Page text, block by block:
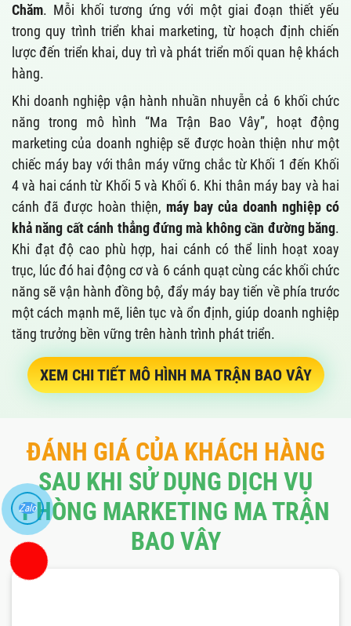
Chăm. Mỗi khối tương ứng với một giai đoạn thiết yếu
trong quy trình triển khai marketing, từ hoạch định chiến
lược đến triển khai, duy trì và phát triển mối quan hệ khách
hàng.
Khi doanh nghiệp vận hành nhuần nhuyễn cả 6 khối chức
năng trong mô hình “Ma Trận Bao Vây”, hoạt động
marketing của doanh nghiệp sẽ được hoàn thiện như một
chiếc máy bay với thân máy vững chắc từ Khối 1 đến Khối
4 và hai cánh từ Khối 5 và Khối 6. Khi thân máy bay và hai
cánh đã được hoàn thiện, máy bay của doanh nghiệp có
khả năng cất cánh thẳng đứng mà không cần đường băng.
Khi đạt độ cao phù hợp, hai cánh có thể linh hoạt xoay
trục, lúc đó hai động cơ và 6 cánh quạt cùng các khối chức
năng sẽ vận hành đồng bộ, đẩy máy bay tiến về phía trước
một cách mạnh mẽ, liên tục và ổn định, giúp doanh nghiệp
tăng trưởng bền vững trên hành trình phát triển.
XEM CHI TIẾT MÔ HÌNH MA TRẬN BAO VÂY
ĐÁNH GIÁ CỦA KHÁCH HÀNG
SAU KHI SỬ DỤNG DỊCH VỤ
PHÒNG MARKETING MA TRẬN
BAO VÂY
Zalo